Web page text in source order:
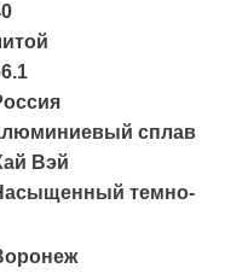
сплав
Вэй
темно-